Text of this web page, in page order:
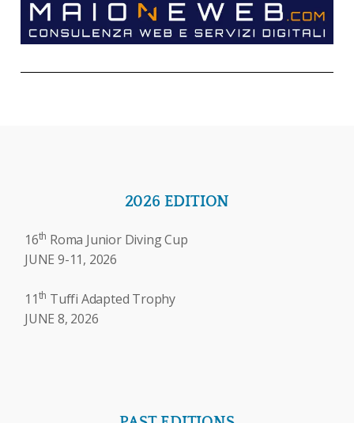
2026 EDITION
16th Roma Junior Diving Cup
JUNE 9-11, 2026
11th Tuffi Adapted Trophy
JUNE 8, 2026